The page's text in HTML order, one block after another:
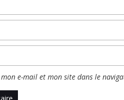
e-mail et mon site dans le